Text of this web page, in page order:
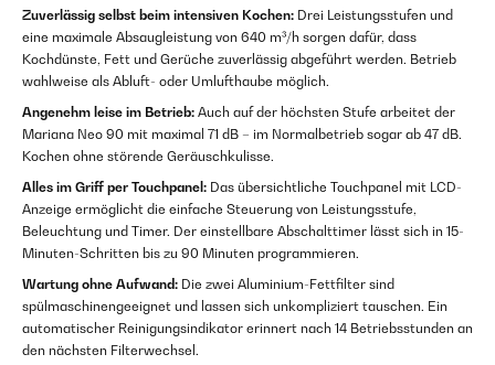
Zuverlässig selbst beim intensiven Kochen: Drei Leistungsstufen und
eine maximale Absaugleistung von 640 m³/h sorgen dafür, dass
Kochdünste, Fett und Gerüche zuverlässig abgeführt werden. Betrieb
wahlweise als Abluft- oder Umlufthaube möglich.
Angenehm leise im Betrieb: Auch auf der höchsten Stufe arbeitet der
Mariana Neo 90 mit maximal 71 dB – im Normalbetrieb sogar ab 47 dB.
Kochen ohne störende Geräuschkulisse.
Alles im Griff per Touchpanel: Das übersichtliche Touchpanel mit LCD-
Anzeige ermöglicht die einfache Steuerung von Leistungsstufe,
Beleuchtung und Timer. Der einstellbare Abschalttimer lässt sich in 15-
Minuten-Schritten bis zu 90 Minuten programmieren.
Wartung ohne Aufwand: Die zwei Aluminium-Fettfilter sind
spülmaschinengeeignet und lassen sich unkompliziert tauschen. Ein
automatischer Reinigungsindikator erinnert nach 14 Betriebsstunden an
den nächsten Filterwechsel.